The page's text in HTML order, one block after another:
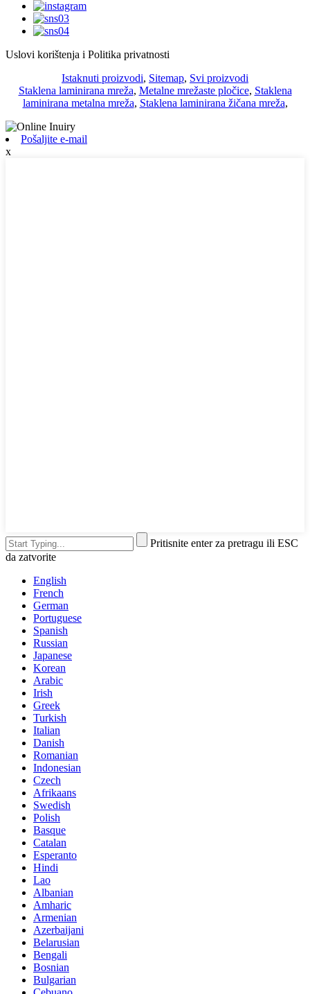
Uslovi korištenja i Politika privatnosti
Istaknuti proizvodi, Sitemap, Svi proizvodi
Staklena laminirana mreža, Metalne mrežaste pločice, Staklena
laminirana metalna mreža, Staklena laminirana žičana mreža,
Pošaljite e-mail
x
Pritisnite enter za pretragu ili ESC
da zatvorite
English
French
German
Portuguese
Spanish
Russian
Japanese
Korean
Arabic
Irish
Greek
Turkish
Italian
Danish
Romanian
Indonesian
Czech
Afrikaans
Swedish
Polish
Basque
Catalan
Esperanto
Hindi
Lao
Albanian
Amharic
Armenian
Azerbaijani
Belarusian
Bengali
Bosnian
Bulgarian